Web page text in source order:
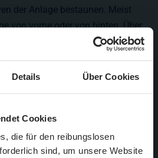
Details Über Cookies
Cookies
die für den reibungslosen
sind, um unsere Website
der Anlage bestaunen. Meist
von vorne oder von hinten. Über
Bilder mitten auf der Anlage